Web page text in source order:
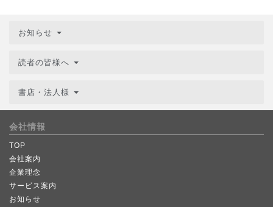
お知らせ
読者の皆様へ
書店・法人様
会社情報
TOP
会社案内
企業理念
サービス案内
お知らせ